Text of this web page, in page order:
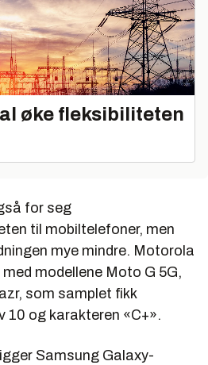
øke fleksibiliteten
for seg
til mobiltelefoner, men
mye mindre. Motorola
modellene Moto G 5G,
som samplet fikk
10 og karakteren «C+».
Samsung Galaxy-